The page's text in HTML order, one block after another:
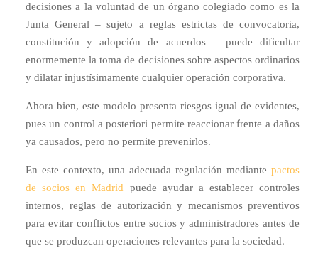
decisiones a la voluntad de un órgano colegiado como es la
Junta General – sujeto a reglas estrictas de convocatoria,
constitución y adopción de acuerdos – puede dificultar
enormemente la toma de decisiones sobre aspectos ordinarios
y dilatar injustísimamente cualquier operación corporativa.
Ahora bien, este modelo presenta riesgos igual de evidentes,
pues un control a posteriori permite reaccionar frente a daños
ya causados, pero no permite prevenirlos.
En este contexto, una adecuada regulación mediante pactos
de socios en Madrid puede ayudar a establecer controles
internos, reglas de autorización y mecanismos preventivos
para evitar conflictos entre socios y administradores antes de
que se produzcan operaciones relevantes para la sociedad.